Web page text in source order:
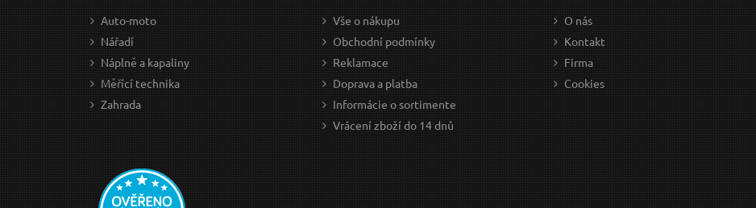
Auto-moto
Nářadí
Náplně a kapaliny
Měřící technika
Zahrada
Vše o nákupu
Obchodní podmínky
Reklamace
Doprava a platba
Informácie o sortimente
Vrácení zboží do 14 dnů
O nás
Kontakt
Firma
Cookies